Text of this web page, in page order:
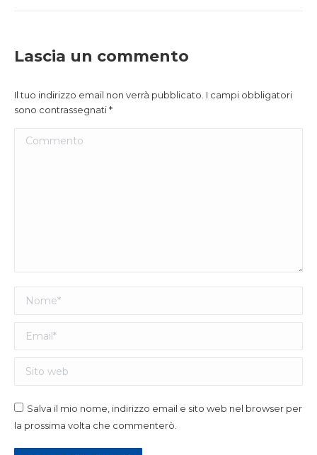
Lascia un commento
Il tuo indirizzo email non verrà pubblicato. I campi obbligatori
sono contrassegnati*
Commento
Nome *
Email *
Sito web
Salva il mio nome, indirizzo email e sito web nel browser per
la prossima volta che commenterò.